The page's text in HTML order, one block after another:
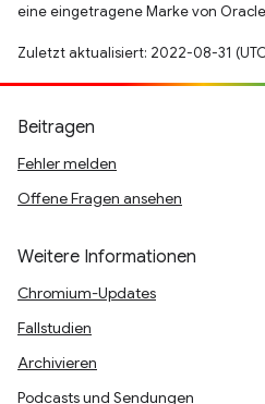
eine eingetragene Marke von
Zuletzt aktualisiert: 2022-08-31
Beitragen
Fehler melden
Offene Fragen ansehen
Weitere Informationen
Chromium-Updates
Fallstudien
Archivieren
Podcasts und Sendungen